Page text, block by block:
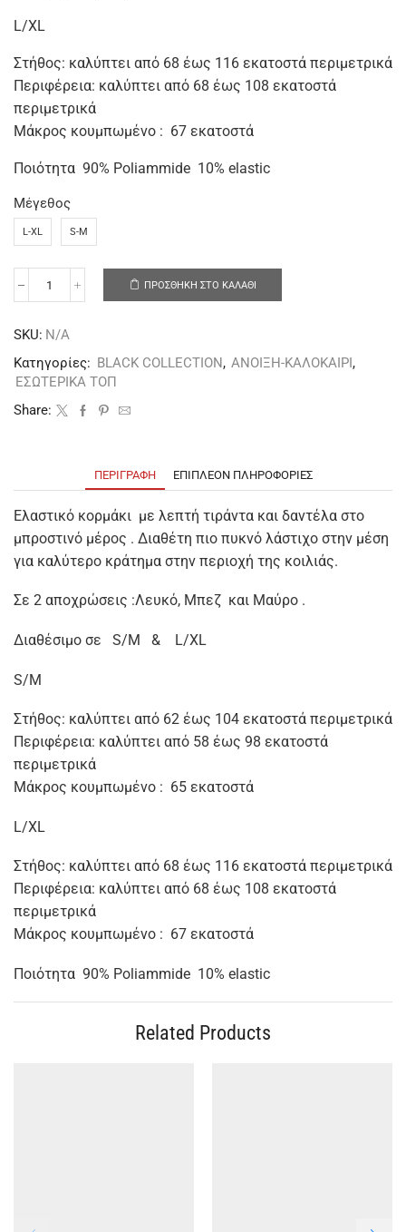
L/XL
Στήθος: καλύπτει από 68 έως 116 εκατοστά περιμετρικά
Περιφέρεια: καλύπτει από 68 έως 108 εκατοστά
περιμετρικά
Μάκρος κουμπωμένο : 67 εκατοστά
Ποιότητα 90% Poliammide 10% elastic
Μέγεθος
L-XL S-M
ΠΡΟΣΘΉΚΗ ΣΤΟ ΚΑΛΆΘΙ
SKU: N/A
Κατηγορίες: BLACK COLLECTION, ΑΝΟΙΞΗ-ΚΑΛΟΚΑΙΡΙ,
ΕΣΩΤΕΡΙΚΑ ΤΟΠ
Share:
ΠΕΡΙΓΡΑΦΉ ΕΠΙΠΛΈΟΝ ΠΛΗΡΟΦΟΡΊΕΣ
Ελαστικό κορμάκι με λεπτή τιράντα και δαντέλα στο
μπροστινό μέρος . Διαθέτη πιο πυκνό λάστιχο στην μέση
για καλύτερο κράτημα στην περιοχή της κοιλιάς.
Σε 2 αποχρώσεις :Λευκό, Μπεζ και Mαύρο .
Διαθέσιμο σε S/Μ & L/XL
S/Μ
Στήθος: καλύπτει από 62 έως 104 εκατοστά περιμετρικά
Περιφέρεια: καλύπτει από 58 έως 98 εκατοστά
περιμετρικά
Μάκρος κουμπωμένο : 65 εκατοστά
L/XL
Στήθος: καλύπτει από 68 έως 116 εκατοστά περιμετρικά
Περιφέρεια: καλύπτει από 68 έως 108 εκατοστά
περιμετρικά
Μάκρος κουμπωμένο : 67 εκατοστά
Ποιότητα 90% Poliammide 10% elastic
Related Products